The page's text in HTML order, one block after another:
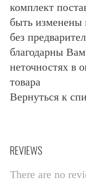
комплект
быть изменены
без
благодарны
неточностях в
товара
Вернуться к
REVIEWS
There are no